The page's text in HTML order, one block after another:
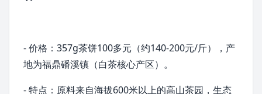
- 价格：357g茶饼100多元（约140-200元/斤），产
地为福鼎磻溪镇 （白茶核心产区）。
- 特点：原料来自海拔600米以上的高山茶园，生态